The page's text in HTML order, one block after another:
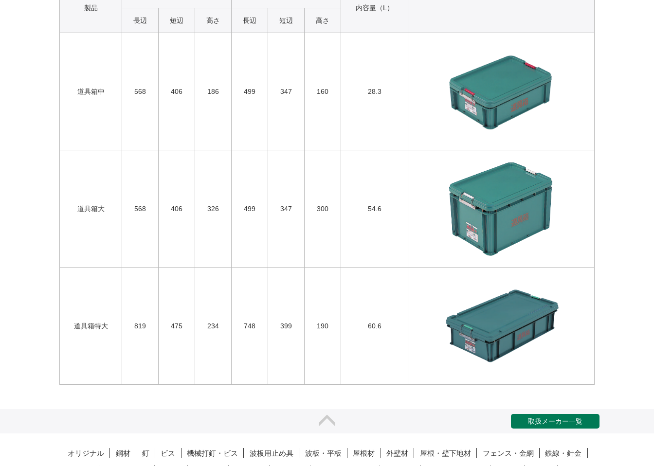
製品
内容量（L）
長辺
短辺 高さ 長辺 短辺 高さ
道具箱中 568 406 186 499 347 160 28.3
道具箱大 568 406 326 499 347 300 54.6
道具箱特大 819 475 234 748 399 190 60.6
取扱メーカー一覧
オリジナル 鋼材 釘 ビス 機械打釘・ビス 波板用止め具 波板・平板 屋根材 外壁材 屋根・壁下地材 フェンス・金網 鉄線・針金